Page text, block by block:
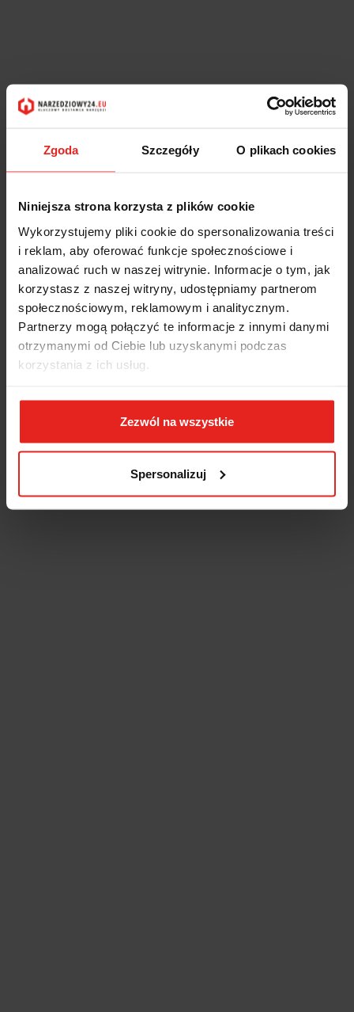
Zgoda Szczegóły O plikach cookies
Niniejsza strona korzysta z plików cookie
Wykorzystujemy pliki cookie do spersonalizowania treści
i reklam, aby oferować funkcje społecznościowe i
analizować ruch w naszej witrynie. Informacje o tym, jak
korzystasz z naszej witryny, udostępniamy partnerom
społecznościowym, reklamowym i analitycznym.
Partnerzy mogą połączyć te informacje z innymi danymi
otrzymanymi od Ciebie lub uzyskanymi podczas
korzystania z ich usług.
Zezwól na wszystkie
Spersonalizuj